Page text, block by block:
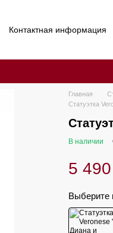
Контактная информация
Главная
Статуэтка
В наличии
5 490
Выберите